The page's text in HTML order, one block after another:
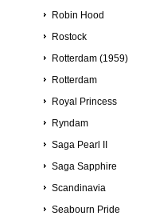
Robin Hood
Rostock
Rotterdam (1959)
Rotterdam
Royal Princess
Ryndam
Saga Pearl II
Saga Sapphire
Scandinavia
Seabourn Pride